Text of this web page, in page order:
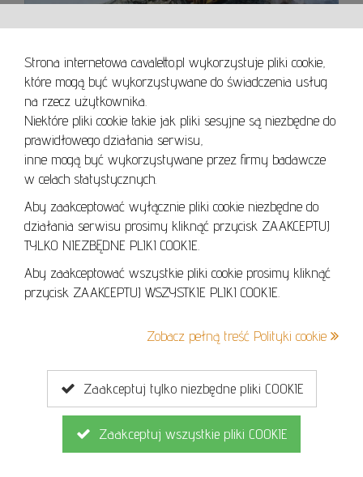
Strona internetowa cavaletto.pl wykorzystuje pliki cookie,
które mogą być wykorzystywane do świadczenia usług
na rzecz użytkownika.
Niektóre pliki cookie takie jak pliki sesyjne są niezbędne do
prawidłowego działania serwisu,
inne mogą być wykorzystywane przez firmy badawcze
w celach statystycznych.
Aby zaakceptować wyłącznie pliki cookie niezbędne do
działania serwisu prosimy kliknąć przycisk ZAAKCEPTUJ
TYLKO NIEZBĘDNE PLIKI COOKIE.
Aby zaakceptować wszystkie pliki cookie prosimy kliknąć
przycisk ZAAKCEPTUJ WSZYSTKIE PLIKI COOKIE.
Zobacz pełną treść Polityki cookie
Zaakceptuj tylko niezbędne pliki COOKIE
Zaakceptuj wszystkie pliki COOKIE
Lustro dusz
W: 90.00 cmS:70.00 cm
Osak Agnieszka
ZAPYTAJ O DOSTĘPNOŚĆ I CENĘ